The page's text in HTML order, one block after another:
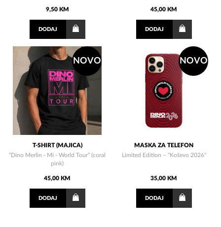
9,50 KM
DODAJ
45,00 KM
DODAJ
NOVO
T-SHIRT (MAJICA)
“Dino Merlin - Mi - World Tour” (coral
pink)
45,00 KM
DODAJ
NOVO
MASKA ZA TELEFON
Limited Edition – "Koševo 2026"
35,00 KM
DODAJ